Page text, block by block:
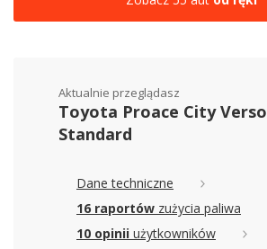
Aktualnie przeglądasz
Toyota Proace City Verso
Standard
Dane techniczne
16 raportów zużycia paliwa
10 opinii użytkowników